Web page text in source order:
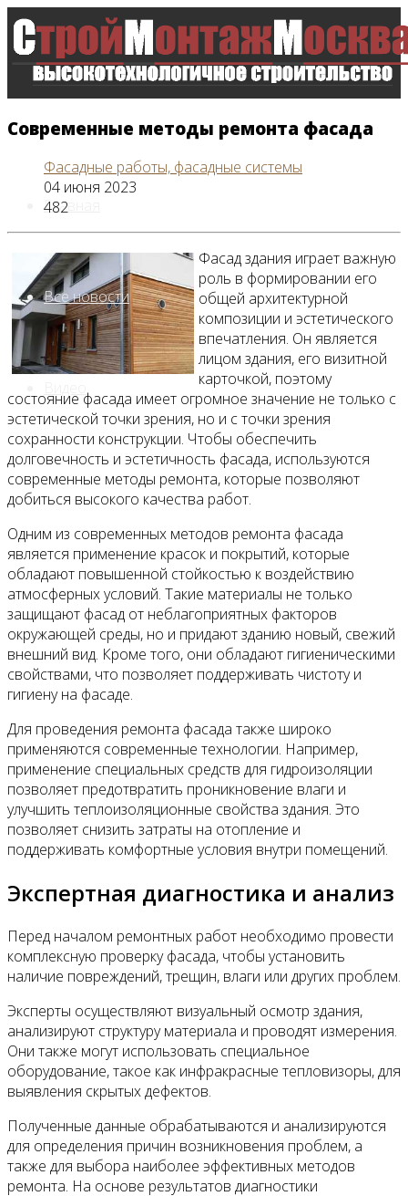
Главная
Все новости
Современные методы ремонта фасада
Фасадные работы, фасадные системы
04 июня 2023
482
Фасад здания играет важную
роль в формировании его
общей архитектурной
композиции и эстетического
впечатления. Он является
лицом здания, его визитной
карточкой, поэтому
состояние фасада имеет огромное значение не только с
эстетической точки зрения, но и с точки зрения
сохранности конструкции. Чтобы обеспечить
долговечность и эстетичность фасада, используются
современные методы ремонта, которые позволяют
добиться высокого качества работ.
Одним из современных методов ремонта фасада
является применение красок и покрытий, которые
обладают повышенной стойкостью к воздействию
атмосферных условий. Такие материалы не только
защищают фасад от неблагоприятных факторов
окружающей среды, но и придают зданию новый, свежий
внешний вид. Кроме того, они обладают гигиеническими
свойствами, что позволяет поддерживать чистоту и
гигиену на фасаде.
Для проведения ремонта фасада также широко
применяются современные технологии. Например,
применение специальных средств для гидроизоляции
позволяет предотвратить проникновение влаги и
улучшить теплоизоляционные свойства здания. Это
позволяет снизить затраты на отопление и
поддерживать комфортные условия внутри помещений.
Экспертная диагностика и анализ
Перед началом ремонтных работ необходимо провести
комплексную проверку фасада, чтобы установить
наличие повреждений, трещин, влаги или других проблем.
Эксперты осуществляют визуальный осмотр здания,
анализируют структуру материала и проводят измерения.
Они также могут использовать специальное
оборудование, такое как инфракрасные тепловизоры, для
выявления скрытых дефектов.
Полученные данные обрабатываются и анализируются
для определения причин возникновения проблем, а
также для выбора наиболее эффективных методов
ремонта. На основе результатов диагностики